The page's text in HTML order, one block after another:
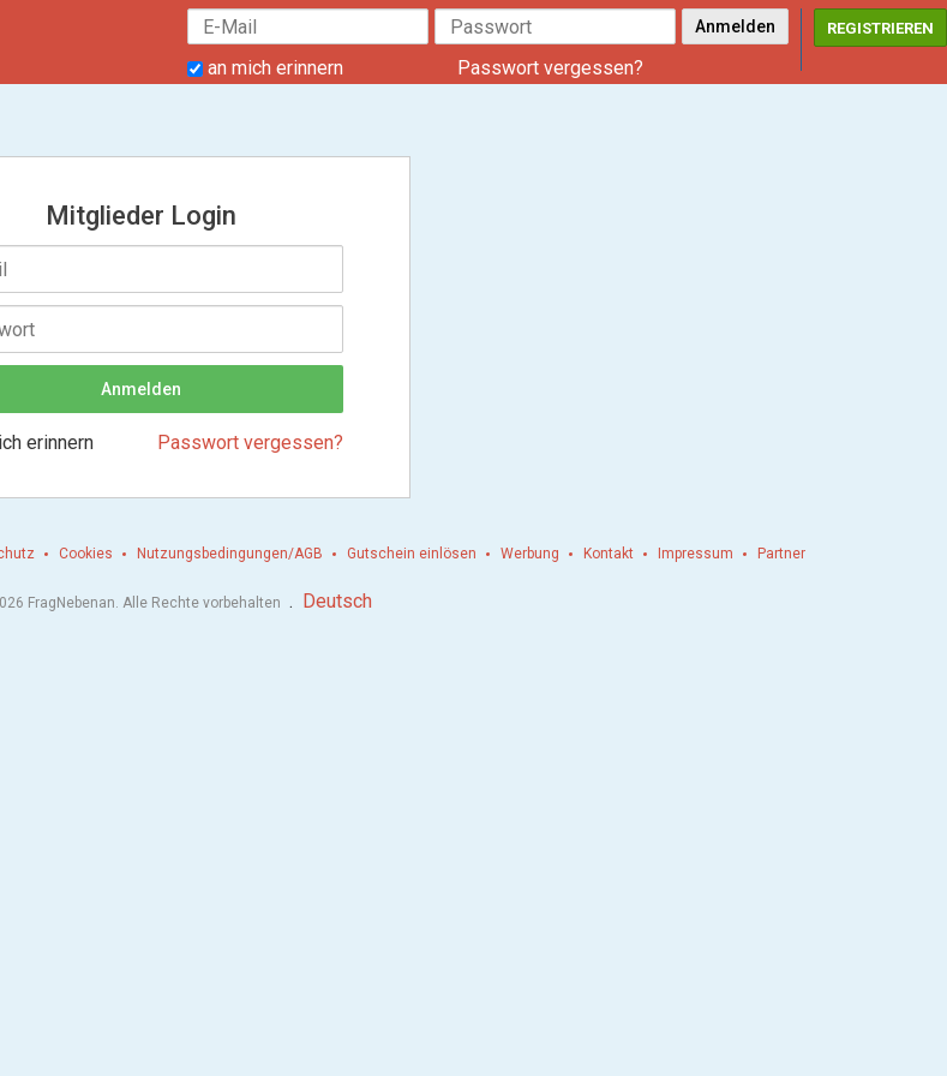
an mich erinnern Passwort vergessen?
REGISTRIEREN
Mitglieder Login
erinnern Passwort vergessen?
Cookies Nutzungsbedingungen/AGB Gutschein einlösen Werbung Kontakt Impressum Partner
FragNebenan. Alle Rechte vorbehalten . Deutsch